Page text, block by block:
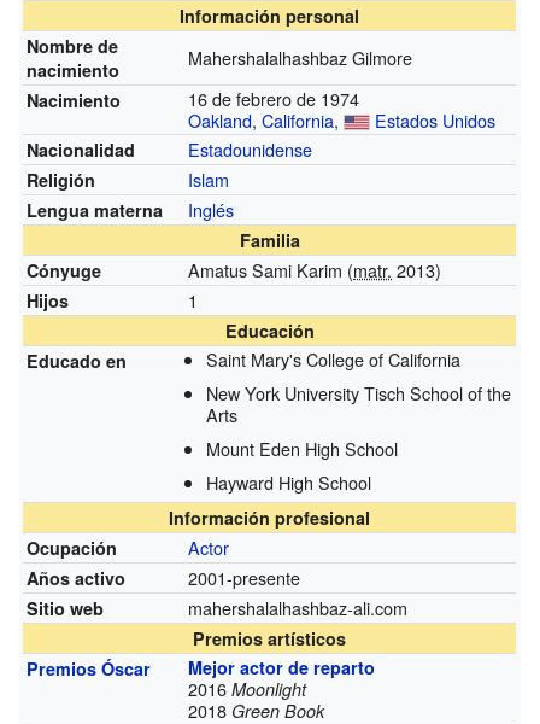
Información personal
Nombre de
nacimiento
Mahershalalhashbaz Gilmore
Nacimiento
16 de febrero de 1974
Oakland,California, Estados Unidos
Nacionalidad Estadounidense
Religión Islam
Lengua materna Inglés
Familia
Cónyuge
Amatus Sami Karim (matr. 2013)
Hijos 1
Educación
Educado en
Saint Mary's College of California
New York University Tisch School of the
Arts
Mount Eden High School
Hayward High School
Información profesional
Ocupación
Actor
Años activo 2001-presente
Sitio web mahershalalhashbaz-ali.com
Premios artísticos
Premios Óscar
Mejor actor de reparto
2016Moonlight
2018 Green Book